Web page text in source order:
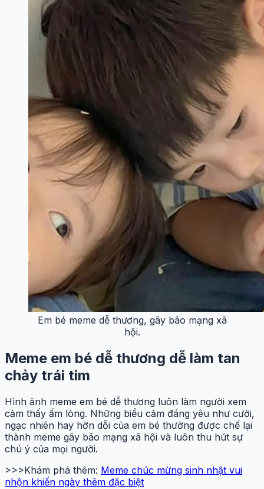
Em bé meme dễ thương, gây bão mạng xã
hội.
Meme em bé dễ thương dễ làm tan
chảy trái tim
Hình ảnh meme em bé dễ thương luôn làm người xem
cảm thấy ấm lòng. Những biểu cảm đáng yêu như cười,
ngạc nhiên hay hờn dỗi của em bé thường được chế lại
thành meme gây bão mạng xã hội và luôn thu hút sự
chú ý của mọi người.
>>>Khám phá thêm: Meme chúc mừng sinh nhật vui
nhộn khiến ngày thêm đặc biệt